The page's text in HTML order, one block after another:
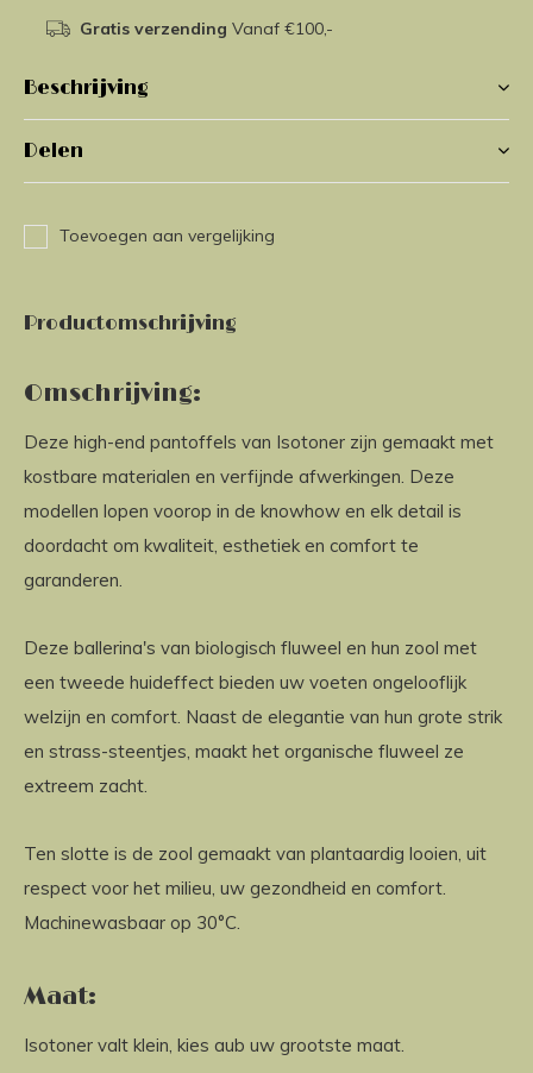
Gratis verzending Vanaf €100,-
Beschrijving
Delen
Toevoegen aan vergelijking
Productomschrijving
Omschrijving:
Deze high-end pantoffels van Isotoner zijn gemaakt met
kostbare materialen en verfijnde afwerkingen. Deze
modellen lopen voorop in de knowhow en elk detail is
doordacht om kwaliteit, esthetiek en comfort te
garanderen.
Deze ballerina's van biologisch fluweel en hun zool met
een tweede huideffect bieden uw voeten ongelooflijk
welzijn en comfort. Naast de elegantie van hun grote strik
en strass-steentjes, maakt het organische fluweel ze
extreem zacht.
Ten slotte is de zool gemaakt van plantaardig looien, uit
respect voor het milieu, uw gezondheid en comfort.
Machinewasbaar op 30°C.
Maat:
Isotoner valt klein, kies aub uw grootste maat.